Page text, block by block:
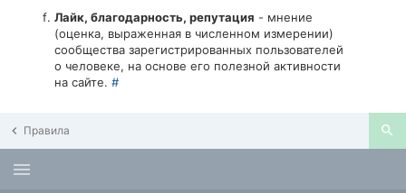
Лайк, благодарность, репутация - мнение
(оценка, выраженная в численном измерении)
сообщества зарегистрированных пользователей
о человеке, на основе его полезной активности
на сайте. #
Правила